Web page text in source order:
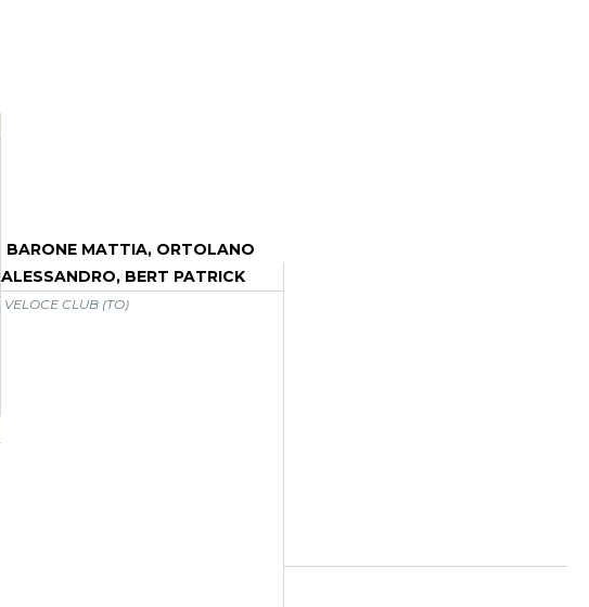
BARONE MATTIA, ORTOLANO
ALESSANDRO, BERT PATRICK
VELOCE CLUB (TO)